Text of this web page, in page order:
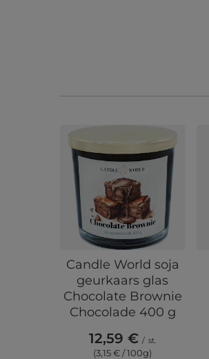
Candle World soja
geurkaars glas
Chocolate Brownie
Chocolade 400 g
12,59 € / st.
(3,15 € / 100g)